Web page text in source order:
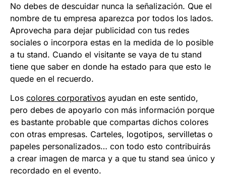
No debes de descuidar nunca la señalización. Que el
nombre de tu empresa aparezca por todos los lados.
Aprovecha para dejar publicidad con tus redes
sociales o incorpora estas en la medida de lo posible
a tu stand. Cuando el visitante se vaya de tu stand
tiene que saber en donde ha estado para que esto le
quede en el recuerdo.
Los colores corporativos ayudan en este sentido,
pero debes de apoyarlo con más información porque
es bastante probable que compartas dichos colores
con otras empresas. Carteles, logotipos, servilletas o
papeles personalizados… con todo esto contribuirás
a crear imagen de marca y a que tu stand sea único y
recordado en el evento.